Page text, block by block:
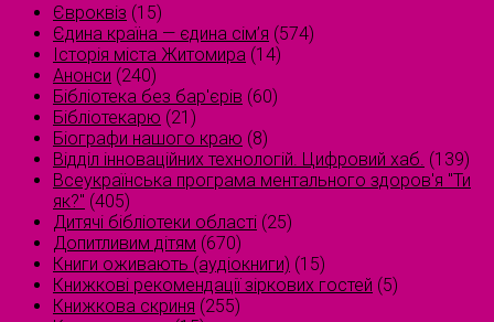
Євроквіз (15)
Єдина країна — єдина сім’я (574)
Історія міста Житомира (14)
Анонси (240)
Бібліотека без бар'єрів (60)
Бібліотекарю (21)
Біографи нашого краю (8)
Відділ інноваційних технологій. Цифровий хаб. (139)
Всеукраїнська програма ментального здоров'я "Ти
як?" (405)
Дитячі бібліотеки області (25)
Допитливим дітям (670)
Книги оживають (аудіокниги) (15)
Книжкові рекомендації зіркових гостей (5)
Книжкова скриня (255)